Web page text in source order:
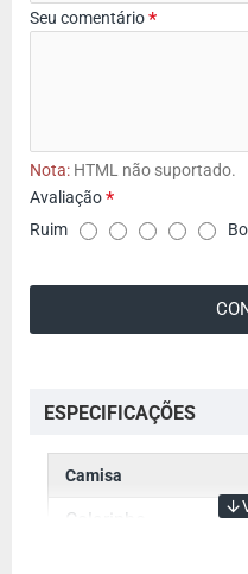
Seu comentário
Nota: HTML não suportado.
A
a
Avaliação
Ruim
ESPECIFICAÇÕES
Camisa
Colarinho